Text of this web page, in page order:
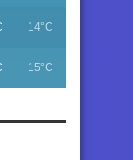
14°C
15°C